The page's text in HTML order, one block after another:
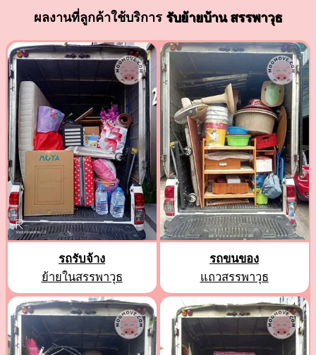
ผลงานที่ลูกค้าใช้บริการ รับย้ายบ้าน สรรพาวุธ
รถรับจ้าง
ย้ายในสรรพาวุธ
รถขนของ
แถวสรรพาวุธ